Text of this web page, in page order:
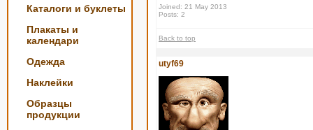
Каталоги и буклеты
Плакаты и
календари
Одежда
Наклейки
Образцы
продукции
Joined: 21 May 2013
Posts: 2
Back to top
utyf69